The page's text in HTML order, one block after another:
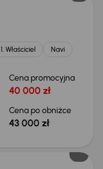
1. Właściciel
Navi
Cena promocyjna
40 000 zł
Cena po obniżce
43 000 zł